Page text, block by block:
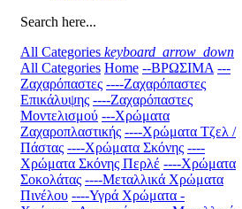
Search here...
All Categories keyboard_arrow_down
All Categories Home --ΒΡΩΣΙΜΑ ---
Ζαχαρόπαστες ----Ζαχαρόπαστες
Επικάλυψης ----Ζαχαρόπαστες
Μοντελισμού ---Χρώματα
Ζαχαροπλαστικής ----Χρώματα Τζελ /
Πάστας ----Χρώματα Σκόνης ----
Χρώματα Σκόνης Περλέ ----Χρώματα
Σοκολάτας ----Μεταλλικά Χρώματα
Πινέλου ----Υγρά Χρώματα -